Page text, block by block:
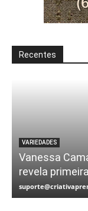
Recentes
VARIEDADES
Vanessa
revela